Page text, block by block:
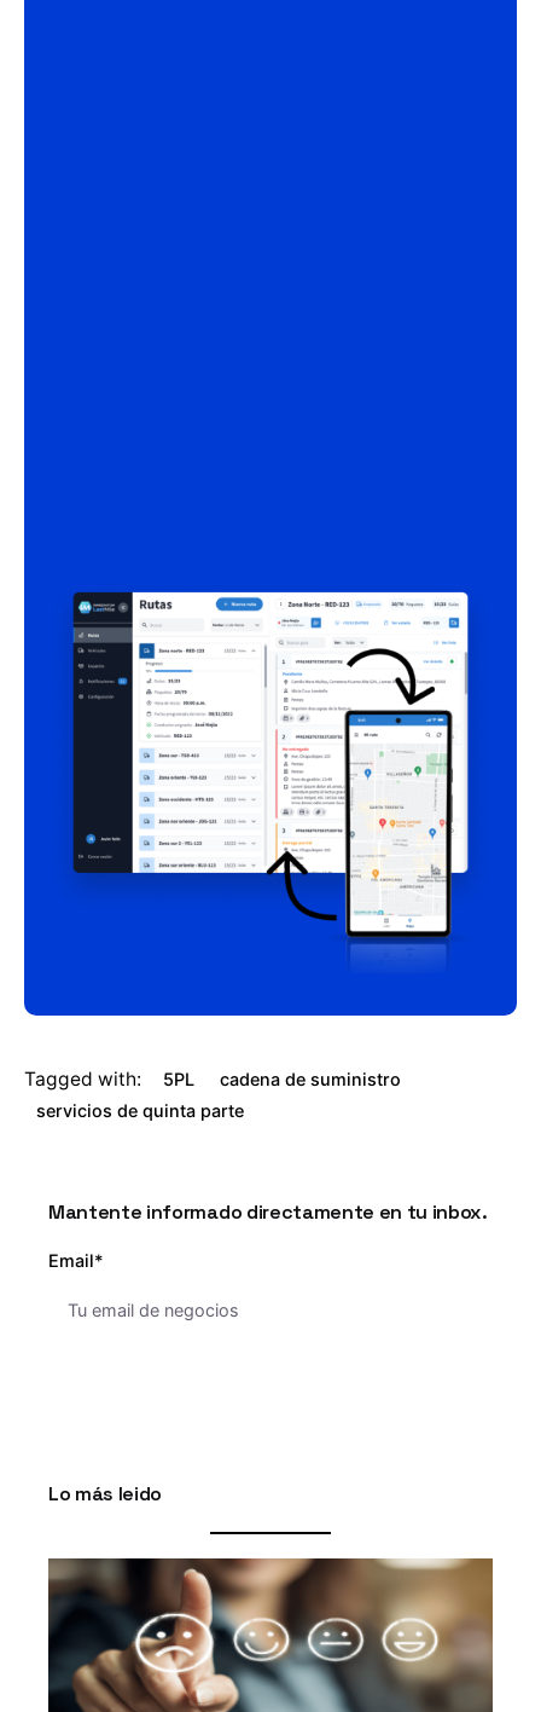
Tagged with: 5PL
cadena de suministro
servicios de quinta parte
Mantente informado directamente en tu inbox.
Email*
Lo más leido